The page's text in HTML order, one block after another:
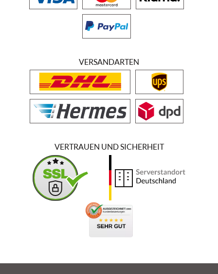
VERSANDARTEN
VERTRAUEN UND SICHERHEIT